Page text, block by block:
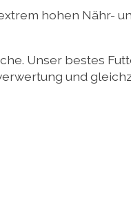
hohen Nähr-
Unser bestes
und